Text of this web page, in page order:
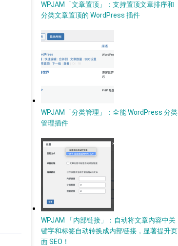
WPJAM「文章置顶」：支持置顶文章排序和
分类文章置顶的 WordPress 插件
WPJAM「分类管理」：全能 WordPress 分类
管理插件
WPJAM 「内部链接」：自动将文章内容中关
键字和标签自动转换成内部链接，显著提升页
面 SEO！